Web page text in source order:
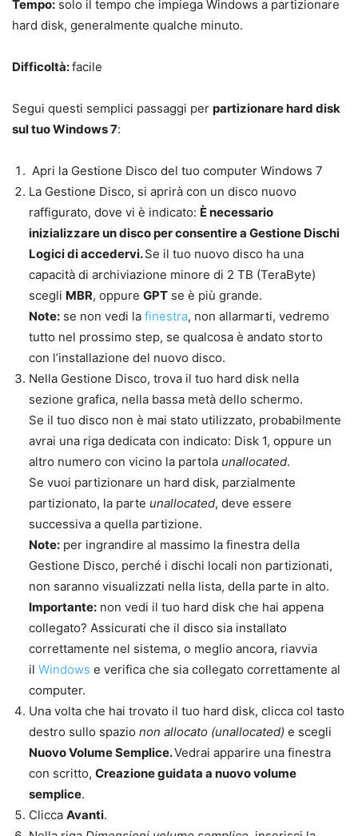
Tempo: solo il tempo che impiega Windows a partizionare
hard disk, generalmente qualche minuto.
Difficoltà:facile
Segui questi semplici passaggi per partizionare hard disk
sul tuo Windows 7:
Apri la Gestione Disco del tuo computer Windows 7
La Gestione Disco, si aprirà con un disco nuovo
raffigurato, dove vi è indicato: È necessario
inizializzare un disco per consentire a Gestione Dischi
Logici di accedervi.Se il tuo nuovo disco ha una
capacità di archiviazione minore di 2 TB (TeraByte)
scegli MBR, oppure GPT se è più grande.
Note: se non vedi la finestra, non allarmarti, vedremo
tutto nel prossimo step, se qualcosa è andato storto
con l’installazione del nuovo disco.
Nella Gestione Disco, trova il tuo hard disk nella
sezione grafica, nella bassa metà dello schermo.
Se il tuo disco non è mai stato utilizzato, probabilmente
avrai una riga dedicata con indicato: Disk 1, oppure un
altro numero con vicino la partola unallocated.
Se vuoi partizionare un hard disk, parzialmente
partizionato, la parte unallocated, deve essere
successiva a quella partizione.
Note: per ingrandire al massimo la finestra della
Gestione Disco, perché i dischi locali non partizionati,
non saranno visualizzati nella lista, della parte in alto.
Importante: non vedi il tuo hard disk che hai appena
collegato? Assicurati che il disco sia installato
correttamente nel sistema, o meglio ancora, riavvia
il Windows e verifica che sia collegato correttamente al
computer.
Una volta che hai trovato il tuo hard disk, clicca col tasto
destro sullo spazio non allocato (unallocated) e scegli
Nuovo Volume Semplice.Vedrai apparire una finestra
con scritto, Creazione guidata a nuovo volume
semplice.
Clicca Avanti.